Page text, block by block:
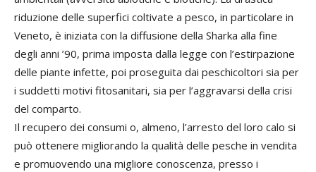
riduzione delle superfici coltivate a pesco, in particolare in
Veneto, è iniziata con la diffusione della Sharka alla fine
degli anni ’90, prima imposta dalla legge con l’estirpazione
delle piante infette, poi proseguita dai peschicoltori sia per
i suddetti motivi fitosanitari, sia per l’aggravarsi della crisi
del comparto.
Il recupero dei consumi o, almeno, l’arresto del loro calo si
può ottenere migliorando la qualità delle pesche in vendita
e promuovendo una migliore conoscenza, presso i